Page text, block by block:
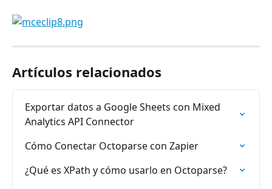
Artículos relacionados
Exportar datos a Google Sheets con Mixed
Analytics API Connector
Cómo Conectar Octoparse con Zapier
¿Qué es XPath y cómo usarlo en Octoparse?